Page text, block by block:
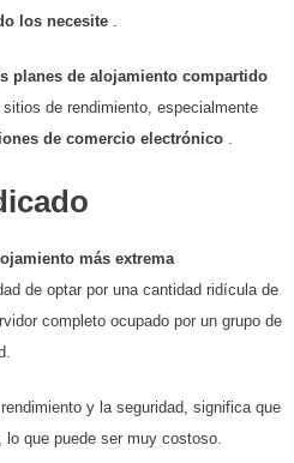
los necesite.
planes de alojamiento compartido
de rendimiento, especialmente
de comercio electrónico.
más extrema
de optar por una cantidad ridícula de
completo ocupado por un grupo de
y la seguridad, significa que
que puede ser muy costoso.